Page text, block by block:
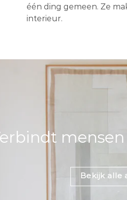
één ding gemeen. Ze
interieur.
Bekijk alle